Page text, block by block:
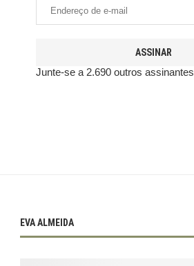
ASSINAR
Junte-se a 2.690 outros assinantes
EVA ALMEIDA